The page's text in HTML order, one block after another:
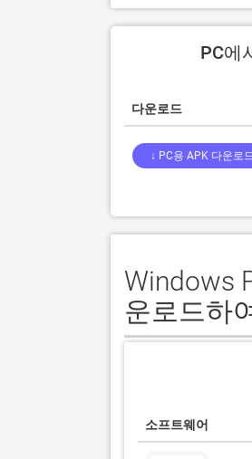
PC에
다운로드
↓ PC용 APK 다운로
Windows
운로드하
소프트웨어